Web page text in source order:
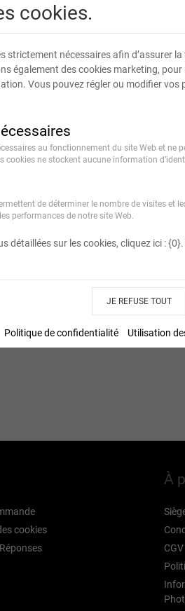
cookies.
strictement nécessaires afin d’assurer
également des cookies marketing,
Vous pouvez régler ou modifier vos
au fonctionnement du site Web et ne
cookies ne stockent aucune information
de déterminer le nombre de visites et
performances de notre site Web.
détaillées sur les cookies, cliquez ici : {0}.
JE REFUSE TOUT
Politique de confidentialité Utilisation
cookies
À
CGV